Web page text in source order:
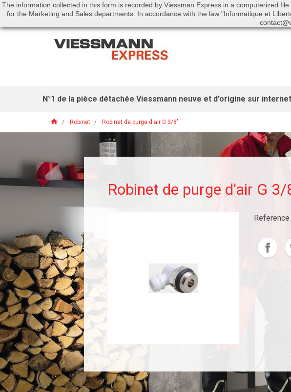
Call us:01 46 01 51 53
N°1 de la pièce détachée Viessmann neuve et d'origine sur internet
home Robinet Robinet de purge d'air G 3/8"
Robinet de purge d'air G 3/
Reference
The information collected in this form is recorded by Viessman Express in a computerized
for the Marketing and Sales departments. In accordance with the law "Informatique et